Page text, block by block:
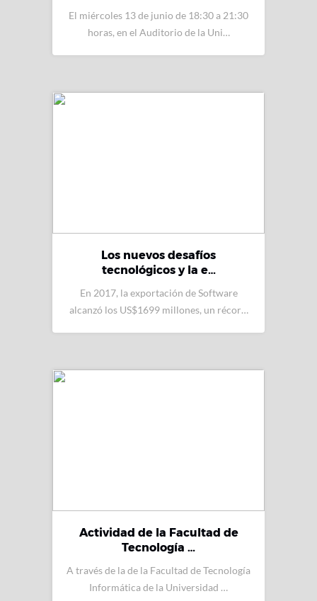
El miércoles 13 de junio de 18:30 a 21:30
horas, en el Auditorio de la Uni…
Los nuevos desafíos
tecnológicos y la e…
En 2017, la exportación de Software
alcanzó los US$1699 millones, un récor…
Actividad de la Facultad de
Tecnología …
A través de la de la Facultad de Tecnología
Informática de la Universidad …